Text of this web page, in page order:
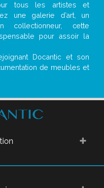
tous les artistes et
une galerie d’art, un
collectionneur, cette
pour assoir la
Docantic et son
de meubles et